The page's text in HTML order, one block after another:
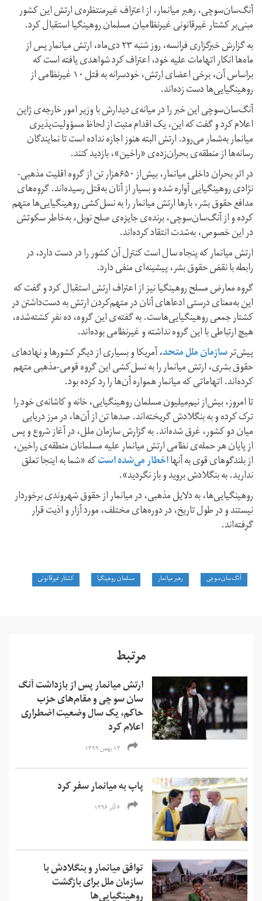
آنگ‌سان‌سوچی، رهبر میانمار، از اعتراف غیرمنتظره‌ی ارتش این کشور
مبنی‌بر کشتار غیرقانونی غیرنظامیان مسلمان روهینگیا استقبال کرد.
به گزارش خبرگزاری فرانسه، روز شنبه ۲۳ دی‌ماه، ارتش میانمار پس از
ماه‌ها انکار اتهامات علیه خود، اعتراف کرد شواهدی یافته است که
براساس آن، برخی اعضای ارتش، خودسرانه به قتل ۱۰ غیرنظامی از
روهینگیایی‌ها دست زده‌اند.
آنگ‌سان‌سوچی این خبر را در میانه‌ی دیدارش با وزیر امور خارجه‌ی ژاپن
اعلام کرد و گفت که این، یک اقدام مثبت از لحاظ مسؤولیت‌پذیری
میانمار به‌شمار می‌رود. ارتش البته هنوز اجازه نداده است تا نمایندگان
رسانه‌ها از منطقه‌ی بحران‌زده‌ی «راخین»، بازدید کنند.
در اثر بحران داخلی میانمار، بیش‌از ۶۵۰هزار تن از گروه اقلیت مذهبی-
نژادی روهینگیایی آواره شده‌ و بسیار از آنان به‌قتل رسیده‌اند. گروه‌های
مدافع حقوق بشر، بارها ارتش میانمار را به نسل‌کشی روهینگیایی‌ها متهم
کرده‌ و از آنگ‌سان‌سوچی، برنده‌ی جایزه‌ی صلح نوبل، به‌خاطر سکوتش
در این خصوص، به‌شدت انتقاد کرده‌اند.
ارتش میانمار که پنجاه سال است کنترل آن کشور را در دست دارد، در
رابطه با نقض حقوق بشر، پیشینه‌ای منفی دارد.
گروه معارض مسلح روهینگیا نیز از اعتراف ارتش استقبال کرد و گفت که
این به‌معنای درستی ادعاهای آنان در متهم‌کردن ارتش به دست‌داشتن در
کشتار جمعی روهینگیایی‌هاست. به گفته‌ی این گروه، ده نفر کشته‌شده،
هیچ ارتباطی با این گروه نداشته و غیرنظامی بوده‌اند.
پیش‌ترسازمان ملل متحد، آمریکا و بسیاری از دیگر کشورها و نهادهای
حقوق بشری، ارتش میانمار را به نسل‌کشی این گروه قومی-مذهبی متهم
کرده‌اند. اتهاماتی که میانمار همواره آن‌ها را رد کرده بود.
تا امروز، بیش‌از نیم‌میلیون مسلمان روهینگیایی، خانه و کاشانه‌ی خود را
ترک کرده و به بنگلادش گریخته‌اند. صدها تن از آن‌ها، در مرز دریایی
میان دو کشور، غرق شده‌اند. به گزارش سازمان ملل، در آغاز شروع و پس
از پایان هر حمله‌ی نظامی ارتش میانمار علیه مسلمانان منطقه‌ی راخین،
از بلندگوهای قوی به آنهااخطار می‌شده استکه «شما به اینجا تعلق
ندارید. به بنگلادش بروید و باز نگردید».
روهینگیایی‌ها، به دلایل مذهبی، در میانمار از حقوق شهروندی برخوردار
نیستند و در طول تاریخ، در دوره‌های مختلف، مورد آزار و اذیت قرار
گرفته‌اند.
آنگ‌سان‌سوچی رهبر میانمار مسلمان روهینگیا کشتار غیرقانونی
مرتبط
ارتش میانمار پس از بازداشت آنگ
سان سو چی و مقام‌های حزب
حاکم، یک سال وضعیت اضطراری
اعلام کرد
۱۳ بهمن ۱۳۹۹
پاپ به میانمار سفر کرد
۶ آذر ۱۳۹۶
توافق میانمار و بنگلادش با
سازمان ملل برای بازگشت